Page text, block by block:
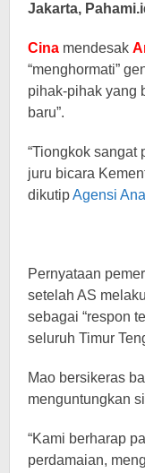
Jakarta,
Cina mendesak
“menghormati”
pihak-pihak yang
baru”.
“Tiongkok sangat
juru bicara
dikutipAgensi
Pernyataan
setelah AS
sebagai “respon
seluruh Timur
Mao bersikeras
menguntungkan
“Kami berharap
perdamaian,